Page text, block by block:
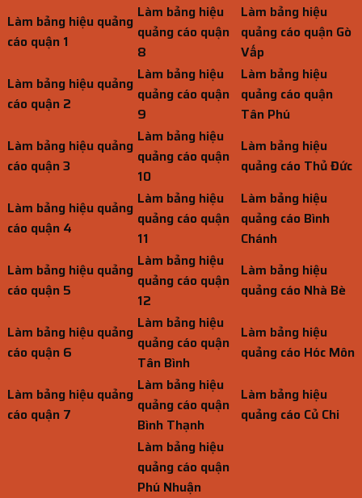
Làm bảng hiệu quảng
cáo quận 1
Làm bảng hiệu
quảng cáo quận
8
Làm bảng hiệu
quảng cáo quận Gò
Vấp
Làm bảng hiệu quảng
cáo quận 2
Làm bảng hiệu
quảng cáo quận
9
Làm bảng hiệu
quảng cáo quận
Tân Phú
Làm bảng hiệu quảng
cáo quận 3
Làm bảng hiệu
quảng cáo quận
10
Làm bảng hiệu
quảng cáo Thủ Đức
Làm bảng hiệu quảng
cáo quận 4
Làm bảng hiệu
quảng cáo quận
11
Làm bảng hiệu
quảng cáo Bình
Chánh
Làm bảng hiệu quảng
cáo quận 5
Làm bảng hiệu
quảng cáo quận
12
Làm bảng hiệu
quảng cáo Nhà Bè
Làm bảng hiệu quảng
cáo quận 6
Làm bảng hiệu
quảng cáo quận
Tân Bình
Làm bảng hiệu
quảng cáo Hóc Môn
Làm bảng hiệu quảng
cáo quận 7
Làm bảng hiệu
quảng cáo quận
Bình Thạnh
Làm bảng hiệu
quảng cáo Củ Chi
Làm bảng hiệu
quảng cáo quận
Phú Nhuận